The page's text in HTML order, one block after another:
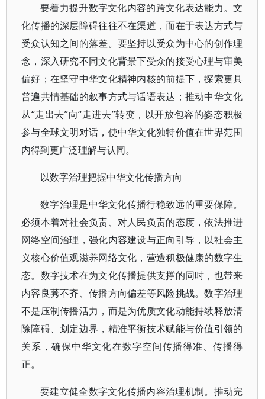
要着力提升数字文化内容的跨文化表达能力。文
化传播的深层障碍往往不在渠道，而在于表达方式与
受众认知之间的落差。要坚持以受众为中心的创作理
念，深入研究不同文化背景下受众的接受心理与审美
偏好；在坚守中华文化精神内核的前提下，探索更具
普遍共情基础的叙事方式与话语表达；推动中华文化
从“走出去”向“走进去”转变，以开放包容的姿态积极
参与全球文明对话，使中华文化独特价值在世界范围
内得到更广泛理解与认同。
以数字治理把握中华文化传播方向
数字治理是中华文化传播行稳致远的重要保障。
必须本着对社会负责、对人民负责的态度，依法推进
网络空间治理，强化内容建设与正向引导，以社会主
义核心价值观滋养网络文化，营造积极健康的数字生
态。数字技术在为文化传播提供支撑的同时，也带来
内容良莠不齐、传播方向偏差等风险挑战。数字治理
不是压制传播活力，而是为优质文化动能持续释放清
除障碍、划定边界，精准平衡技术赋能与价值引领的
关系，确保中华文化在数字空间传播得准、传播得
正。
要建立健全数字文化传播内容治理机制。推动完